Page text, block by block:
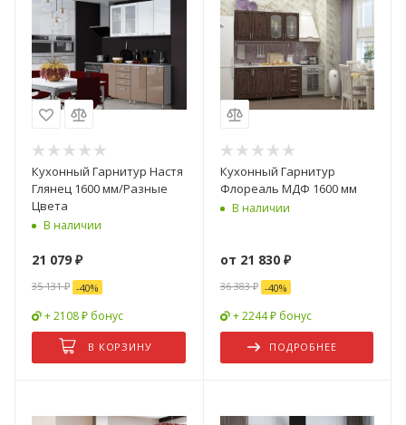
Кухонный Гарнитур Настя
Глянец 1600 мм/Разные
Цвета
В наличии
21 079 ₽
35 131₽ -40%
+ 2108 ₽ бонус
В КОРЗИНУ
Кухонный Гарнитур
Флореаль МДФ 1600 мм
В наличии
от 21 830 ₽
36 383 ₽ -40%
+ 2244 ₽ бонус
ПОДРОБНЕЕ